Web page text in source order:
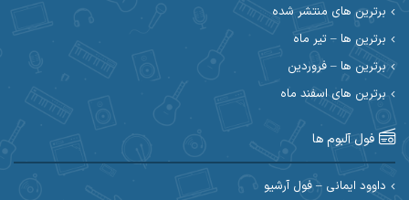
احسان حیدری احسان دریادل
احسان رمضانی احسان علیانی
احسان کریمی احسان کمری
احسان مرادیان احمد اسلامی
احمد بیرانوند
برترین های منتشر شده
برترین ها – تیر ماه
برترین ها – فروردین
برترین های اسفند ماه
فول آلبوم ها
داوود ایمانی – فول آرشیو